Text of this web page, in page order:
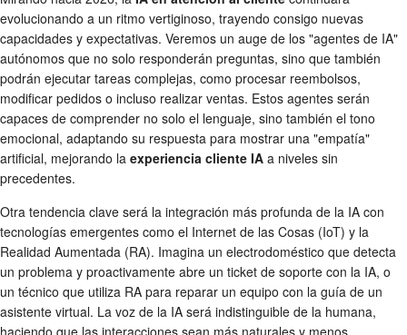
evolucionando a un ritmo vertiginoso, trayendo consigo nuevas
capacidades y expectativas. Veremos un auge de los "agentes de IA"
autónomos que no solo responderán preguntas, sino que también
podrán ejecutar tareas complejas, como procesar reembolsos,
modificar pedidos o incluso realizar ventas. Estos agentes serán
capaces de comprender no solo el lenguaje, sino también el tono
emocional, adaptando su respuesta para mostrar una "empatía"
artificial, mejorando la experiencia cliente IA a niveles sin
precedentes.
Otra tendencia clave será la integración más profunda de la IA con
tecnologías emergentes como el Internet de las Cosas (IoT) y la
Realidad Aumentada (RA). Imagina un electrodoméstico que detecta
un problema y proactivamente abre un ticket de soporte con la IA, o
un técnico que utiliza RA para reparar un equipo con la guía de un
asistente virtual. La voz de la IA será indistinguible de la humana,
haciendo que las interacciones sean más naturales y menos